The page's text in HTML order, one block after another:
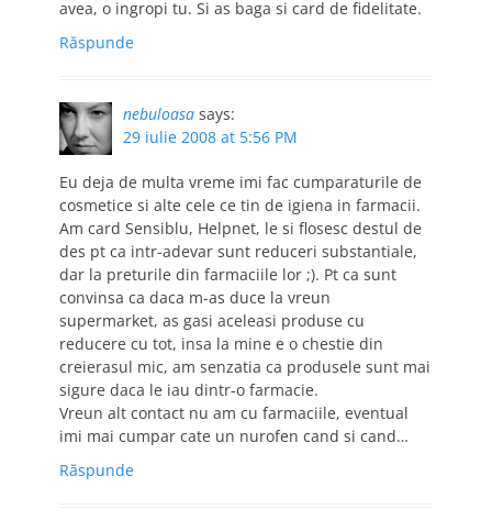
avea, o ingropi tu. Si as baga si card de fidelitate.
Răspunde
nebuloasa says:
29 iulie 2008 at 5:56 PM
Eu deja de multa vreme imi fac cumparaturile de
cosmetice si alte cele ce tin de igiena in farmacii.
Am card Sensiblu, Helpnet, le si flosesc destul de
des pt ca intr-adevar sunt reduceri substantiale,
dar la preturile din farmaciile lor ;). Pt ca sunt
convinsa ca daca m-as duce la vreun
supermarket, as gasi aceleasi produse cu
reducere cu tot, insa la mine e o chestie din
creierasul mic, am senzatia ca produsele sunt mai
sigure daca le iau dintr-o farmacie.
Vreun alt contact nu am cu farmaciile, eventual
imi mai cumpar cate un nurofen cand si cand…
Răspunde